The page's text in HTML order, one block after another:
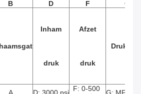
B D F G
Inham
druk
Afzet
druk
F: 0-500